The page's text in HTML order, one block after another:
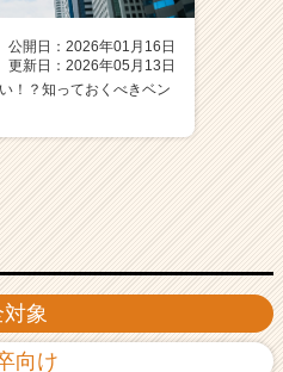
象
向け
公開日：2026年01月16日
更新日：2026年05月13日
！？知っておくべきベン